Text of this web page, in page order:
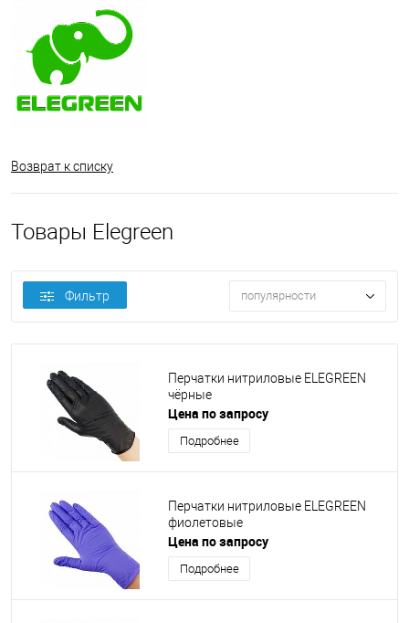
Возврат к списку
Товары Elegreen
Фильтр популярности
Перчатки нитриловые ELEGREEN
чёрные
Цена по запросу
Подробнее
Перчатки нитриловые ELEGREEN
фиолетовые
Цена по запросу
Подробнее